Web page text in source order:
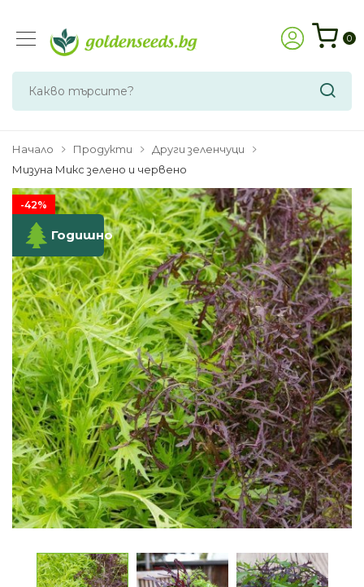
0
Начало Продукти
Други зеленчуци
Мизуна Микс зелено и червено
Годишно
-42%